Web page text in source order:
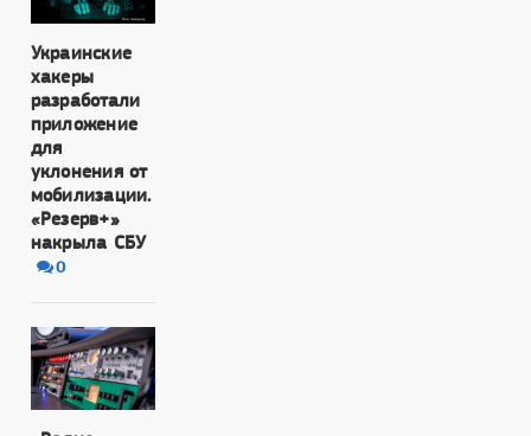
Украинские
хакеры
разработали
приложение
для
уклонения от
мобилизации.
«Резерв+»
накрыла СБУ
0